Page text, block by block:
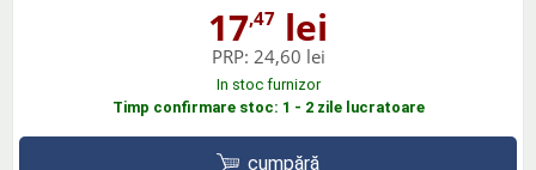
17,47 lei
PRP: 24,60 lei
In stoc furnizor
Timp confirmare stoc: 1 - 2 zile lucratoare
cumpără